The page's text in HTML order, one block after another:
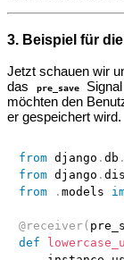
3. Beispiel für
Jetzt schauen wir
das
pre_save
möchten den
er gespeichert wird.
from django . db .
from django .
from
. models
@receiver(
def